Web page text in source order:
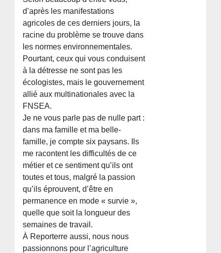
d’après les manifestations
agricoles de ces derniers jours, la
racine du problème se trouve dans
les normes environnementales.
Pourtant, ceux qui vous conduisent
à la détresse ne sont pas les
écologistes, mais le gouvernement
allié aux multinationales avec la
FNSEA.
Je ne vous parle pas de nulle part :
dans ma famille et ma belle-
famille, je compte six paysans. Ils
me racontent les difficultés de ce
métier et ce sentiment qu’ils ont
toutes et tous, malgré la passion
qu’ils éprouvent, d’être en
permanence en mode « survie »,
quelle que soit la longueur des
semaines de travail.
À Reporterre aussi, nous nous
passionnons pour l’agriculture